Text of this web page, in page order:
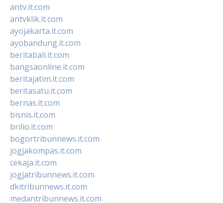
antv.it.com
antvklik.it.com
ayojakarta.it.com
ayobandung.it.com
beritabali.it.com
bangsaonline.it.com
beritajatim.it.com
beritasatu.it.com
bernas.it.com
bisnis.it.com
brilio.it.com
bogortribunnews.it.com
jogjakompas.it.com
cekaja.it.com
jogjatribunnews.it.com
dkitribunnews.it.com
medantribunnews.it.com